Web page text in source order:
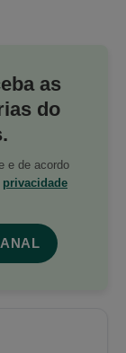
as
do
e de acordo
privacidade